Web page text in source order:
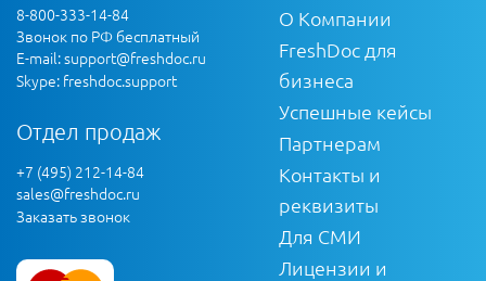
8-800-333-14-84
Звонок по РФ бесплатный
E-mail:support@freshdoc.ru
Skype: freshdoc.support
Отдел продаж
+7 (495) 212-14-84
sales@freshdoc.ru
Заказать звонок
О Компании
FreshDoc для
бизнеса
Успешные кейсы
Партнерам
Контакты и
реквизиты
Для СМИ
Лицензии и